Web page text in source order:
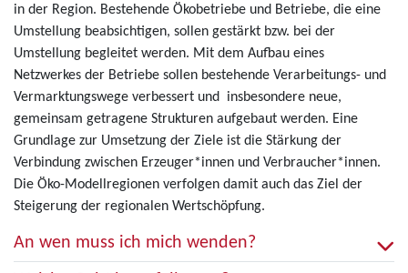
in der Region. Bestehende Ökobetriebe und Betriebe, die eine
Umstellung beabsichtigen, sollen gestärkt bzw. bei der
Umstellung begleitet werden. Mit dem Aufbau eines
Netzwerkes der Betriebe sollen bestehende Verarbeitungs- und
Vermarktungswege verbessert und insbesondere neue,
gemeinsam getragene Strukturen aufgebaut werden. Eine
Grundlage zur Umsetzung der Ziele ist die Stärkung der
Verbindung zwischen Erzeuger*innen und Verbraucher*innen.
Die Öko-Modellregionen verfolgen damit auch das Ziel der
Steigerung der regionalen Wertschöpfung.
An wen muss ich mich wenden?